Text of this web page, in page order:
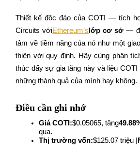
TradFi
Phái sinh cổ phiếu, ngoại hối, kim
Thiết kế độc đáo của COTI — tích
Circuits vớiEthereum’slớp cơ sở —
tâm về tiềm năng của nó như một
thiện với quy định. Hãy cùng phân
thúc đẩy sự gia tăng này và liệu
những thành quả của mình hay không.
Điều cần ghi nhớ
Giá COTI:$0.05065, tăng
qua.
Thị trường vốn:$125.07 triệu |